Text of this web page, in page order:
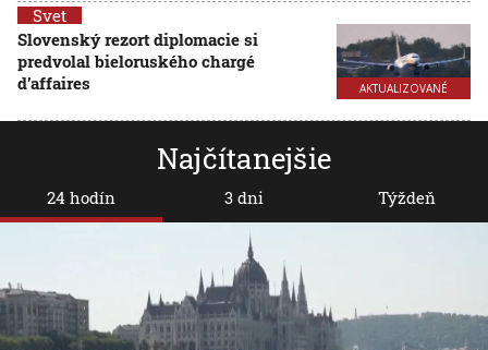
AKTUALIZOVANÉ
Svet
Slovenský rezort diplomacie si
predvolal bieloruského chargé
d’affaires
Najčítanejšie
24 hodín 3 dni Týždeň